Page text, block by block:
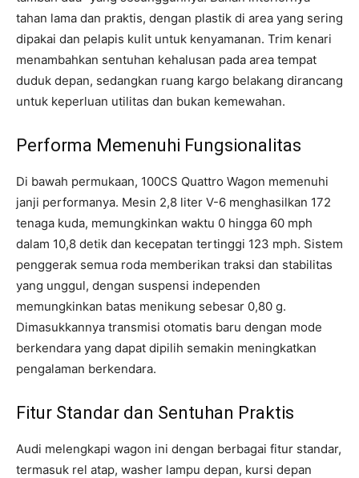
tahan lama dan praktis, dengan plastik di area yang sering
dipakai dan pelapis kulit untuk kenyamanan. Trim kenari
menambahkan sentuhan kehalusan pada area tempat
duduk depan, sedangkan ruang kargo belakang dirancang
untuk keperluan utilitas dan bukan kemewahan.
Performa Memenuhi Fungsionalitas
Di bawah permukaan, 100CS Quattro Wagon memenuhi
janji performanya. Mesin 2,8 liter V-6 menghasilkan 172
tenaga kuda, memungkinkan waktu 0 hingga 60 mph
dalam 10,8 detik dan kecepatan tertinggi 123 mph. Sistem
penggerak semua roda memberikan traksi dan stabilitas
yang unggul, dengan suspensi independen
memungkinkan batas menikung sebesar 0,80 g.
Dimasukkannya transmisi otomatis baru dengan mode
berkendara yang dapat dipilih semakin meningkatkan
pengalaman berkendara.
Fitur Standar dan Sentuhan Praktis
Audi melengkapi wagon ini dengan berbagai fitur standar,
termasuk rel atap, washer lampu depan, kursi depan